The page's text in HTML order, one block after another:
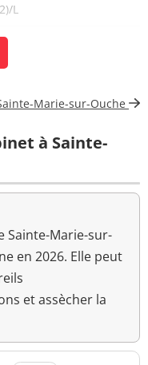
L
Marie-sur-Ouche
à Sainte-
Sainte-Marie-sur-
en 2026. Elle peut
et assècher la